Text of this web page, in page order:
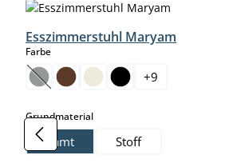
Esszimmerstuhl Maryam
Farbeauswählen
(Diese Option ist zurzeit nicht verfügbar.)
+9
Grundmaterialauswählen
Samt Stoff